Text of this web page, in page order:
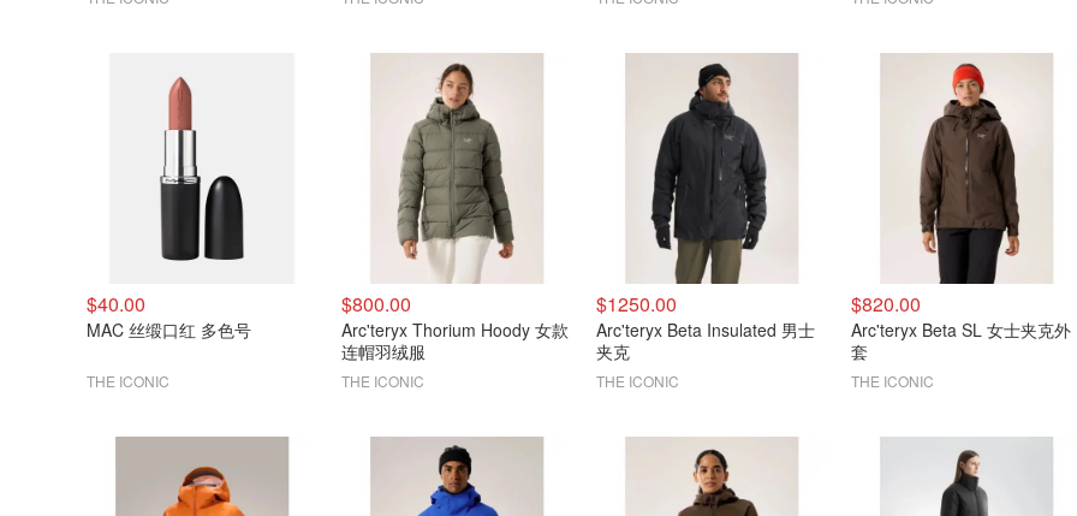
$40.00
MAC 丝缎口红 多色号
THE ICONIC
$800.00
Arc'teryx Thorium Hoody 女款
连帽羽绒服
THE ICONIC
$1250.00
Arc'teryx Beta Insulated 男士
夹克
THE ICONIC
$820.00
Arc'teryx Beta SL 女士夹克外
套
THE ICONIC